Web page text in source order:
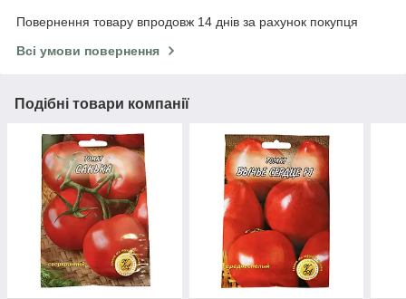
Повернення товару впродовж 14 днів за рахунок покупця
Всі умови повернення
Подібні товари компанії